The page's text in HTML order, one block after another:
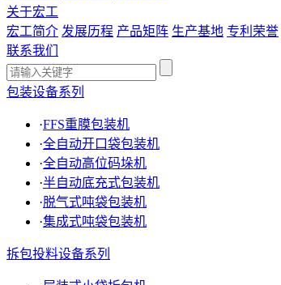
关于宏工
宏工简介 发展历程 产品矩阵 生产基地 专利荣誉
联系我们
包装设备系列
·FFS重膜包装机
·全自动开口袋包装机
·全自动高位码垛机
·半自动底充式包装机
·脱气式吨袋包装机
·集成式吨袋包装机
拆包投料设备系列